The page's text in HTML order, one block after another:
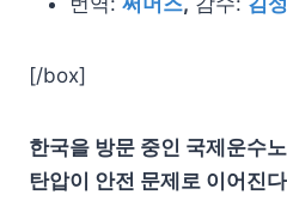
[/box]
한국을 방문 중인 국제운수
탄압이 안전 문제로 이어진